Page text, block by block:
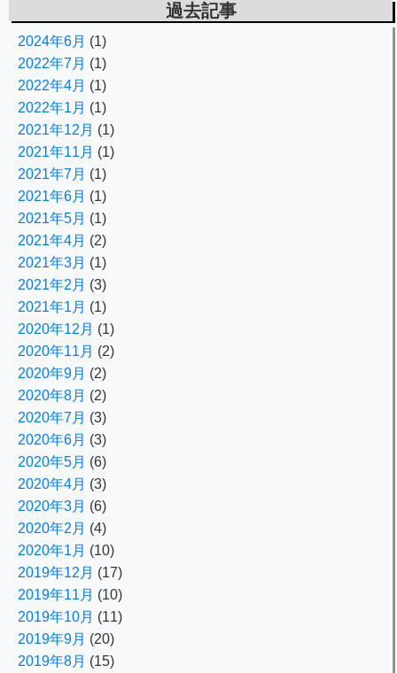
過去記事
2024年6月 (1)
2022年7月 (1)
2022年4月 (1)
2022年1月 (1)
2021年12月 (1)
2021年11月 (1)
2021年7月 (1)
2021年6月 (1)
2021年5月 (1)
2021年4月 (2)
2021年3月 (1)
2021年2月 (3)
2021年1月 (1)
2020年12月 (1)
2020年11月 (2)
2020年9月 (2)
2020年8月 (2)
2020年7月 (3)
2020年6月 (3)
2020年5月 (6)
2020年4月 (3)
2020年3月 (6)
2020年2月 (4)
2020年1月 (10)
2019年12月 (17)
2019年11月 (10)
2019年10月 (11)
2019年9月 (20)
2019年8月 (15)